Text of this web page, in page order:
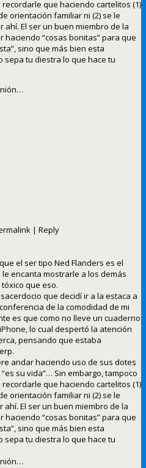
que haciendo cartelitos (1)
orientación familiar ni (2) se le
El ser un buen miembro de la
haciendo “cosas bonitas” para que
sino que más bien esta
sepa tu diestra lo que hace tu
| Reply
el ser tipo Ned Flanders es el
encanta mostrarle a los demás
que eso.
que decidí ir a la estaca a
de la comodidad de mi
es que como no lleve un cuaderno
lo cual despertó la atención
pensando que estaba
andar haciendo uso de sus dotes
su vida”… Sin embargo, tampoco
que haciendo cartelitos (1)
orientación familiar ni (2) se le
El ser un buen miembro de la
haciendo “cosas bonitas” para que
sino que más bien esta
sepa tu diestra lo que hace tu